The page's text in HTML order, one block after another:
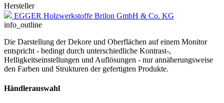
Hersteller
EGGER Holzwerkstoffe Brilon GmbH & Co. KG
info_outline
Die Darstellung der Dekore und Oberflächen auf einem Monitor
entspricht - bedingt durch unterschiedliche Kontrast-,
Helligkeitseinstellungen und Auflösungen - nur annäherungsweise
den Farben und Strukturen der gefertigten Produkte.
Händlerauswahl